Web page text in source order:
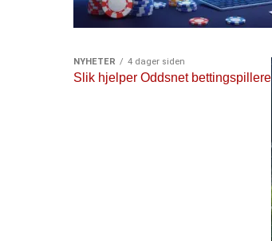
NYHETER 4 dager siden
Slik hjelper Oddsnet bettingspillere